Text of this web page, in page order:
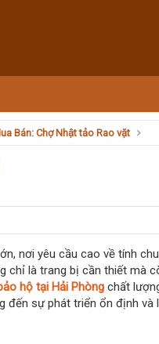
Bán: Chợ Nhật tảo Rao vặt
nơi yêu cầu cao về tính
chỉ là trang bị cần thiết mà
hộ tại Hải Phòng chất
đến sự phát triển ổn định